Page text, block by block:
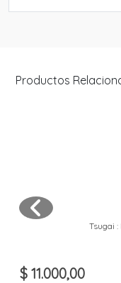
Productos
Tsugai
$ 11.000,00